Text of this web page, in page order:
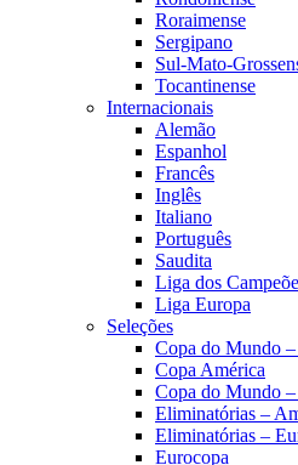
Roraimense
Sergipano
Sul-Mato-
Tocantinense
Internacionais
Alemão
Espanhol
Francês
Inglês
Italiano
Português
Saudita
Liga dos
Liga Europa
Seleções
Copa do Mundo
Copa América
Copa do Mundo
Eliminatórias –
Eliminatórias –
Eurocopa